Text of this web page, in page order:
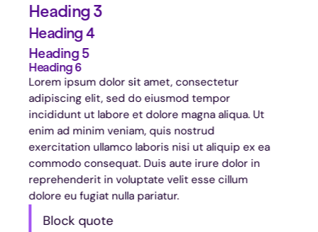
sit amet, consectetur
do eiusmod tempor
et dolore magna aliqua. Ut
quis nostrud
laboris nisi ut aliquip ex ea
Duis aute irure dolor in
velit esse cillum
pariatur.